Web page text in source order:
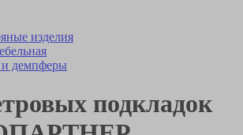
изделия
демпферы
подкладок